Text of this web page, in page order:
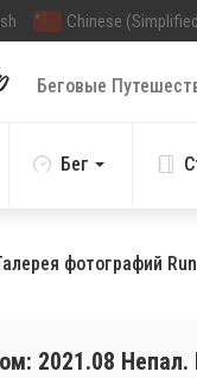
Chinese
Беговые
Бег
фотографий
2021.08 Непал.